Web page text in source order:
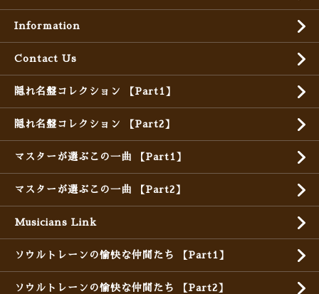
Information
Contact Us
隠れ名盤コレクション 【Part1】
隠れ名盤コレクション 【Part2】
マスターが選ぶこの一曲 【Part1】
マスターが選ぶこの一曲 【Part2】
Musicians Link
ソウルトレーンの愉快な仲間たち 【Part1】
ソウルトレーンの愉快な仲間たち 【Part2】